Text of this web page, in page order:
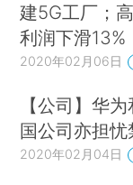
建5G工厂；
利润下滑13%
2020年02月06日
【公司】华
国公司亦担忧
2020年02月04日